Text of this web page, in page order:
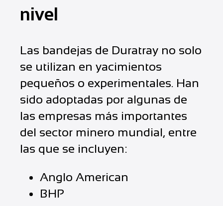
nivel
Las bandejas de Duratray no solo
se utilizan en yacimientos
pequeños o experimentales. Han
sido adoptadas por algunas de
las empresas más importantes
del sector minero mundial, entre
las que se incluyen:
Anglo American
BHP